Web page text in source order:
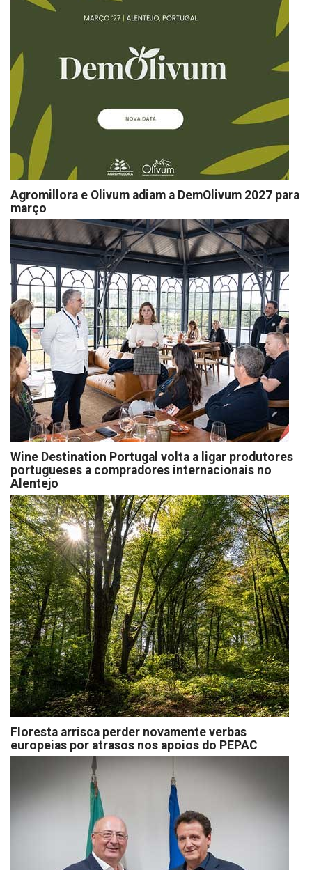
Agromillora e Olivum adiam a DemOlivum 2027 para
março
Wine Destination Portugal volta a ligar produtores
portugueses a compradores internacionais no
Alentejo
Floresta arrisca perder novamente verbas
europeias por atrasos nos apoios do PEPAC